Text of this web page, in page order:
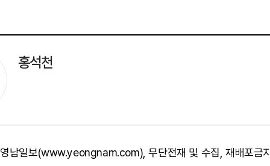
홍석천
영남일보(www.yeongnam.com), 무단전재 및 수집, 재배포금지